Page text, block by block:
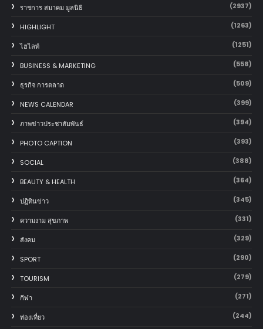
ราชการ สมาคม มูลนิธิ (2937)
HIGHLIGHT (1263)
ไฮไลท์ (1251)
BUSINESS & MARKETING (558)
ธุรกิจ การตลาด (509)
NEWS CALENDAR (399)
ภาพข่าวประชาสัมพันธ์ (394)
PHOTO CAPTION (393)
SOCIAL (388)
BEAUTY & HEALTH (364)
ปฏิทินข่าว (345)
ความงาม สุขภาพ (331)
สังคม (329)
SPORT (290)
TOURISM (279)
กีฬา (271)
ท่องเที่ยว (244)